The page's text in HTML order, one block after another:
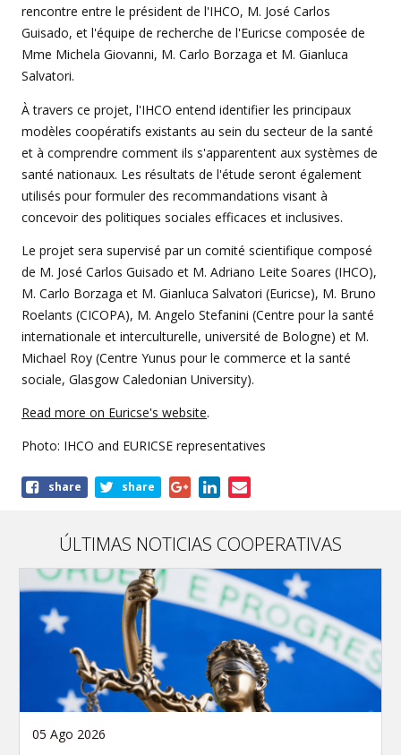
rencontre entre le président de l'IHCO, M. José Carlos
Guisado, et l'équipe de recherche de l'Euricse composée de
Mme Michela Giovanni, M. Carlo Borzaga et M. Gianluca
Salvatori.
À travers ce projet, l'IHCO entend identifier les principaux
modèles coopératifs existants au sein du secteur de la santé
et à comprendre comment ils s'apparentent aux systèmes de
santé nationaux. Les résultats de l'étude seront également
utilisés pour formuler des recommandations visant à
concevoir des politiques sociales efficaces et inclusives.
Le projet sera supervisé par un comité scientifique composé
de M. José Carlos Guisado et M. Adriano Leite Soares (IHCO),
M. Carlo Borzaga et M. Gianluca Salvatori (Euricse), M. Bruno
Roelants (CICOPA), M. Angelo Stefanini (Centre pour la santé
internationale et interculturelle, université de Bologne) et M.
Michael Roy (Centre Yunus pour le commerce et la santé
sociale, Glasgow Caledonian University).
Read more on Euricse's website.
Photo: IHCO and EURICSE representatives
Shareshare share
ÚLTIMAS NOTICIAS COOPERATIVAS
05 Ago 2026